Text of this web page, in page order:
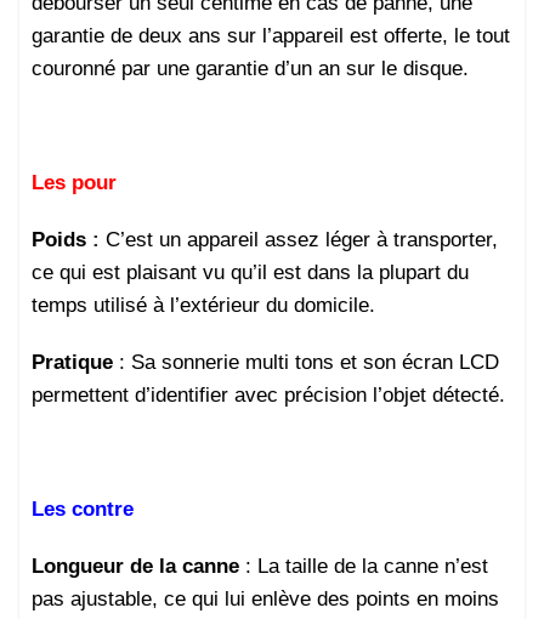
garantie de deux ans sur l’appareil est offerte, le tout
couronné par une garantie d’un an sur le disque.
Les pour
Poids: C’est un appareil assez léger à transporter,
ce qui est plaisant vu qu’il est dans la plupart du
temps utilisé à l’extérieur du domicile.
Pratique: Sa sonnerie multi tons et son écran LCD
permettent d’identifier avec précision l’objet détecté.
Les contre
Longueur de la canne: La taille de la canne n’est
pas ajustable, ce qui lui enlève des points en moins